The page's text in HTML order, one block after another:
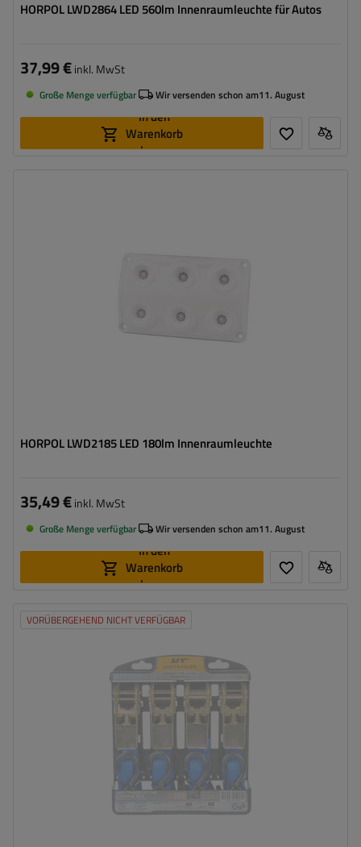
HORPOL LWD2864 LED 560lm Innenraumleuchte für Autos
37,99 €inkl. MwSt
Große Menge verfügbar Wir versenden schon am11. August
In den
Warenkorb
legen
HORPOL LWD2185 LED 180lm Innenraumleuchte
12/24 V
35,49 €inkl. MwSt
Große Menge verfügbar Wir versenden schon am11. August
In den
Warenkorb
legen
VORÜBERGEHEND NICHT VERFÜGBAR
Zugkraft in der Umreifung (LC):
0,68 Tonnen (680 daN)
120 daN